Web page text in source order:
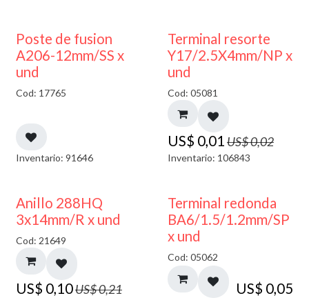
Poste de fusion
A206-12mm/SS x
und
Cod: 17765
Inventario: 91646
50% DESCUENTO
Terminal resorte
Y17/2.5X4mm/NP x
und
Cod: 05081
US$ 0,01 US$0,02
Inventario: 106843
50% DESCUENTO
Anillo 288HQ
3x14mm/R x und
Cod: 21649
US$ 0,10US$0,21
Terminal redonda
BA6/1.5/1.2mm/SP
x und
Cod: 05062
US$ 0,05